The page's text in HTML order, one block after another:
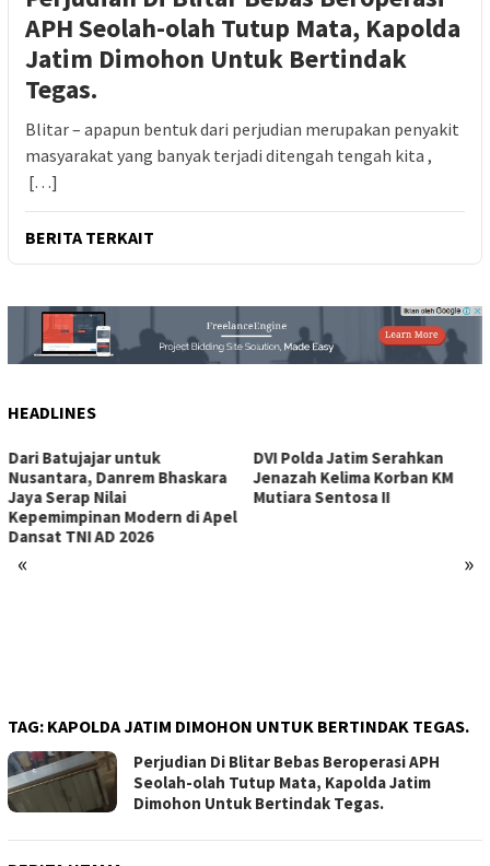
APH Seolah-olah Tutup Mata, Kapolda
Jatim Dimohon Untuk Bertindak
Tegas.
Blitar – apapun bentuk dari perjudian merupakan penyakit
masyarakat yang banyak terjadi ditengah tengah kita ,
[…]
BERITA TERKAIT
HEADLINES
« »
Apel
DVI Polda Jatim Serahkan
Jenazah Kelima Korban KM
Mutiara Sentosa II
Profesor Minta Presiden
Perintahkan Semua
Negara Di Seluruh
TAG: KAPOLDA JATIM DIMOHON UNTUK BERTINDAK TEGAS.
Perjudian Di Blitar Bebas Beroperasi APH
Seolah-olah Tutup Mata, Kapolda Jatim
Dimohon Untuk Bertindak Tegas.